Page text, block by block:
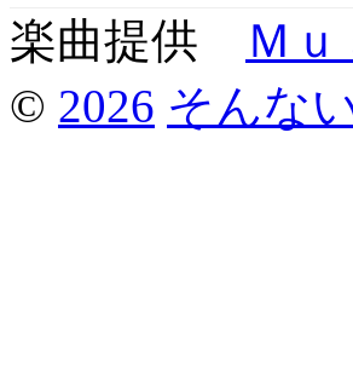
楽曲提供
Ｍｕ
© 2026 そんな